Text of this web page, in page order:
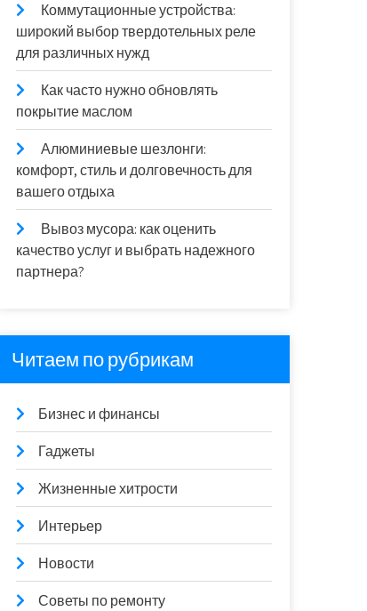
Коммутационные устройства:
широкий выбор твердотельных реле
для различных нужд
Как часто нужно обновлять
покрытие маслом
Алюминиевые шезлонги:
комфорт, стиль и долговечность для
вашего отдыха
Вывоз мусора: как оценить
качество услуг и выбрать надежного
партнера?
Читаем по рубрикам
Бизнес и финансы
Гаджеты
Жизненные хитрости
Интерьер
Новости
Советы по ремонту